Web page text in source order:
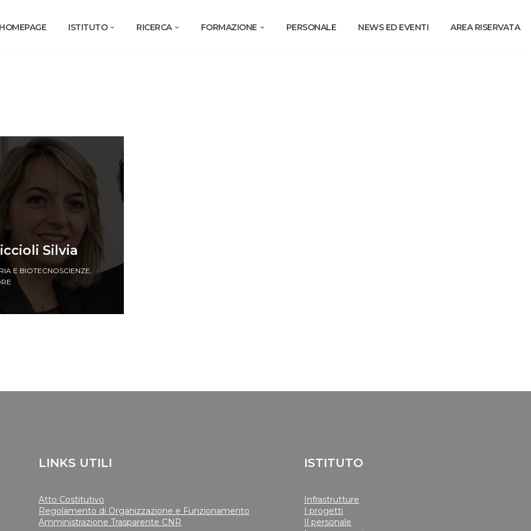
HOMEPAGE ISTITUTO RICERCA FORMAZIONE PERSONALE NEWS ED EVENTI AREA RISERVATA
Silvia
E BIOTECNOSCIENZE,
LINKS UTILI
Atto Costitutivo
Regolamento di Organizzazione e Funzionamento
Amministrazione Trasparente CNR
ISTITUTO
Infrastrutture
I progetti
Il personale